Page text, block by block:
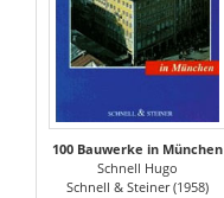
100 Bauwerke in München
Schnell Hugo
Schnell & Steiner (1958)